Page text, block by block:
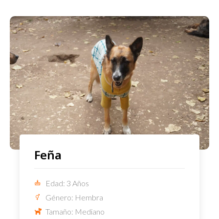
Feña
Edad: 3 Años
Género: Hembra
Tamaño: Mediano